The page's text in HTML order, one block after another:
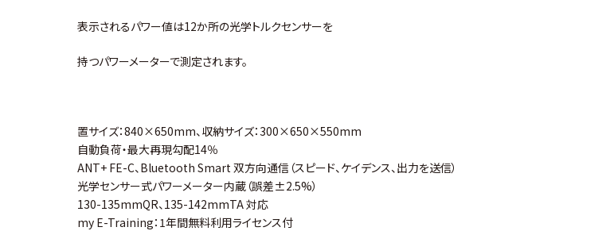
表示されるパワー値は12か所の光学トルクセンサーを
持つパワーメーターで測定されます。
置サイズ：840×650mm、収納サイズ：300×650×550mm
自動負荷・最大再現勾配14％
ANT+ FE-C、Bluetooth Smart 双方向通信（スピード、ケイデンス、出力を送信）
光学センサー式パワーメーター内蔵（誤差±2.5%）
130-135mmQR、135-142mmTA 対応
my E-Training：1年間無料利用ライセンス付